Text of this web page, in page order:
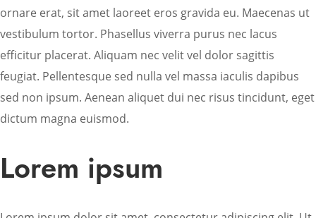
ornare erat, sit amet laoreet eros gravida eu. Maecenas ut
vestibulum tortor. Phasellus viverra purus nec lacus
efficitur placerat. Aliquam nec velit vel dolor sagittis
feugiat. Pellentesque sed nulla vel massa iaculis dapibus
sed non ipsum. Aenean aliquet dui nec risus tincidunt, eget
dictum magna euismod.
Lorem ipsum